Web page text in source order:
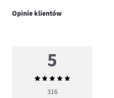
Opinie klientów
5
Średnia
ocena
316